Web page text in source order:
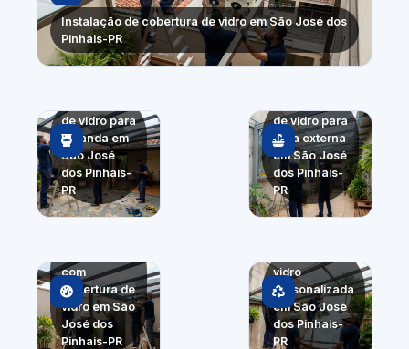
Instalação de cobertura de vidro em São José dos
Pinhais-PR
de vidro para
varanda em
São José
dos Pinhais-
PR
de vidro para
área externa
em São José
dos Pinhais-
PR
com
cobertura de
vidro em São
José dos
Pinhais-PR
vidro
personalizada
em São José
dos Pinhais-
PR